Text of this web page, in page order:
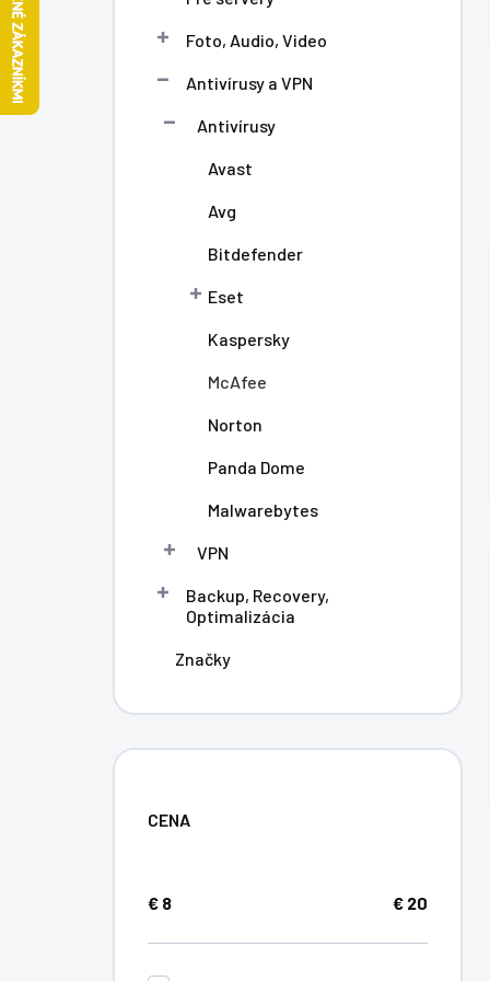
Foto, Audio, Video
Antivírusy a VPN
Antivírusy
Avast
Avg
Bitdefender
Eset
Kaspersky
McAfee
Norton
Panda Dome
Malwarebytes
VPN
Backup, Recovery,
Optimalizácia
Značky
CENA
€ 8 € 20